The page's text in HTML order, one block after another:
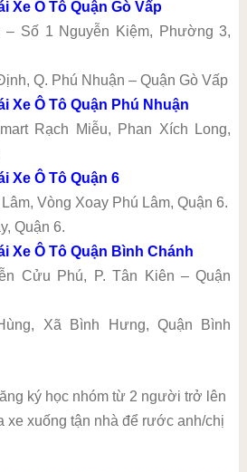
Xe Ô Tô Quận Gò Vấp
Số 1 Nguyễn Kiệm, Phường 3,
Q. Phú Nhuận – Quận Gò Vấp
Xe Ô Tô Quận Phú Nhuận
Rạch Miễu, Phan Xích Long,
Xe Ô Tô Quận 6
Vòng Xoay Phú Lâm, Quận 6.
Quận 6.
Xe Ô Tô Quận Bình Chánh
Cửu Phú, P. Tân Kiên – Quận
Xã Bình Hưng, Quận Bình
ký học nhóm từ 2 người trở lên
xuống tận nhà để rước anh/chị